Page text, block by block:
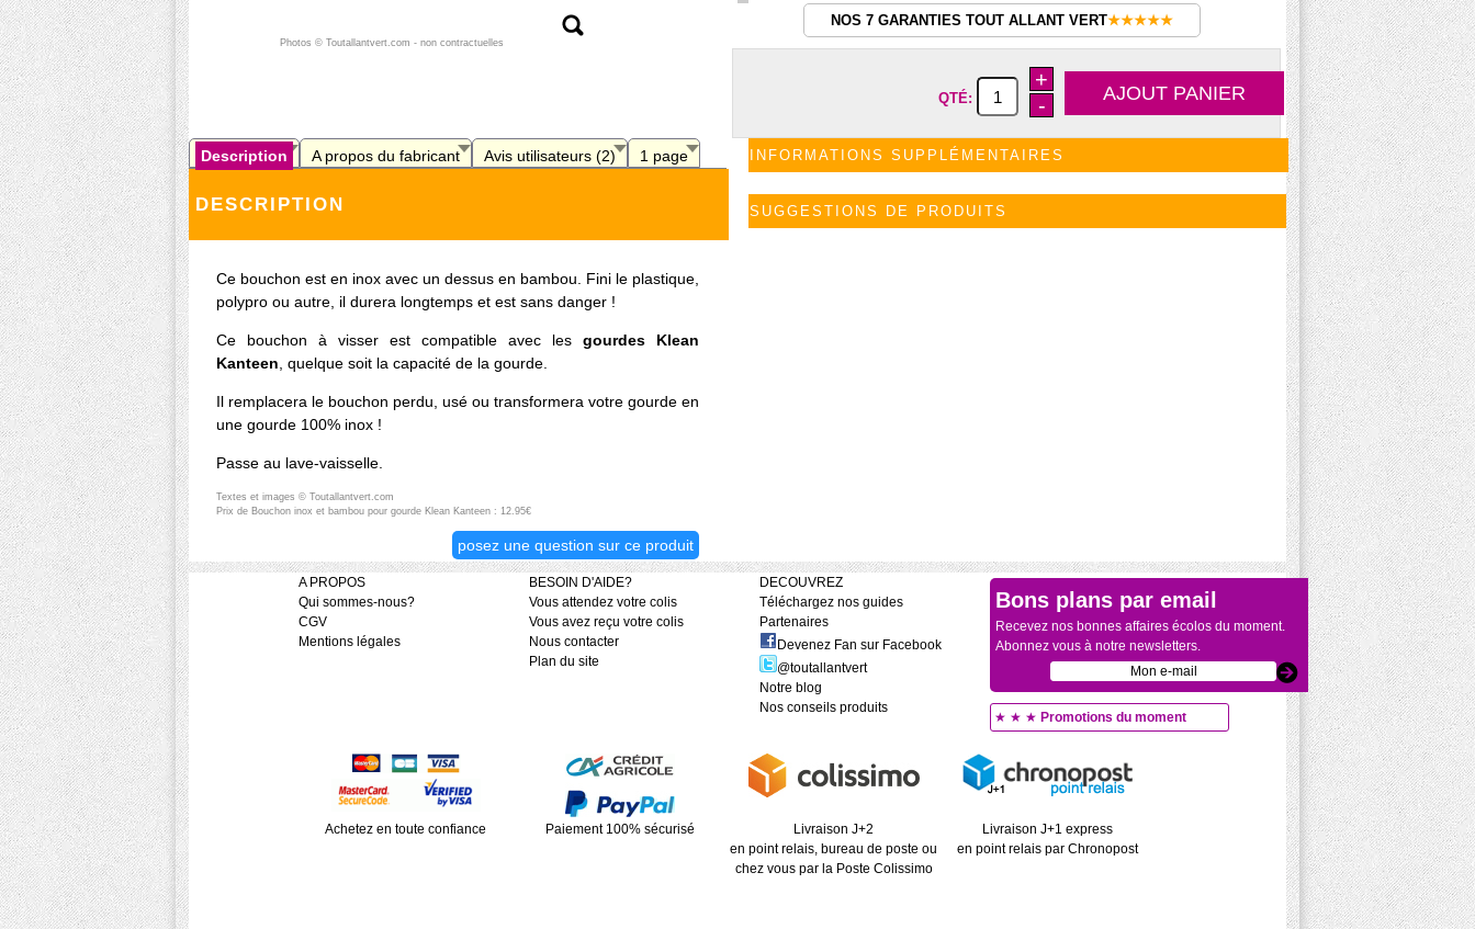
Photos © Toutallantvert.com - non contractuelles
NOS 7 GARANTIES TOUT ALLANT VERT★★★★★
QTÉ:
+
-
INFORMATIONS SUPPLÉMENTAIRES
SUGGESTIONS DE PRODUITS
Description A propos du fabricant Avis utilisateurs (2) 1 page
DESCRIPTION
Ce bouchon est en inox avec un dessus en bambou. Fini le plastique,
polypro ou autre, il durera longtemps et est sans danger !
Ce bouchon à visser est compatible avec les gourdes Klean
Kanteen, quelque soit la capacité de la gourde.
Il remplacera le bouchon perdu, usé ou transformera votre gourde en
une gourde 100% inox !
Passe au lave-vaisselle.
Textes et images © Toutallantvert.com
Prix de Bouchon inox et bambou pour gourde Klean Kanteen : 12.95€
posez une question sur ce produit
A PROPOS
Qui sommes-nous?
CGV
Mentions légales
BESOIN D'AIDE?
Vous attendez votre colis
Vous avez reçu votre colis
Nous contacter
Plan du site
DECOUVREZ
Téléchargez nos guides
Partenaires
Devenez Fan sur Facebook
@toutallantvert
Notre blog
Nos conseils produits
Bons plans par email
Recevez nos bonnes affaires écolos du moment.
Abonnez vous à notre newsletters.
★ ★ ★ Promotions du moment
Achetez en toute confiance Paiement 100% sécurisé
Livraison J+2
en point relais, bureau de poste ou
chez vous par la Poste Colissimo
Livraison J+1 express
en point relais par Chronopost